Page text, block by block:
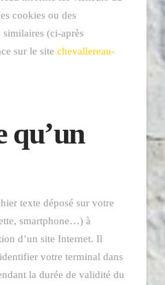
cookies ou des
(ci-après
sur le site chevallereau-
qu’un
texte déposé sur votre
smartphone…) à
d’un site Internet. Il
votre terminal dans
la durée de validité du